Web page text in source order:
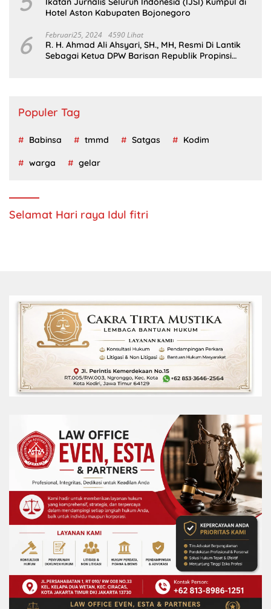
Hotel Aston Kabupaten Bojonegoro
6 Februari25, 2024 4590 Lihat
R. H. Ahmad Ali Ahsyari, SH., MH, Resmi Di Lantik
Sebagai Ketua DPW Barisan Republik Propinsi
Populer Tag
Babinsa tmmd Satgas Kodim
warga gelar
Selamat Hari raya Idul fitri